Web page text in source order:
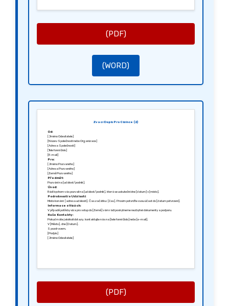
(PDF)
(WORD)
Zvací Dopis Pro Cizince (2)
Od:
[Jméno Odesílatele]
[Název Společnosti nebo Organizace]
[Adresa Společnosti]
[Telefonní číslo]
[E-mail]
Pro:
[Jméno Pozvaného]
[Adresa Pozvaného]
[Země Pozvaného]
Předmět:
Pozvání na [událost/podnik].
Úvod:
Rádi bychom vás pozvali na [událost/podnik], která se uskuteční dne [datum] v [místo].
Podrobnosti o Události:
Místo konání: [adresa události]. Čas začátku: [čas]. Prosím potvrďte svou účast do [datum potvrzení].
Informace o Vízách:
V případě potřeby víza pro vstup do [Země] vám rádi poskytneme nezbytné dokumenty a podporu.
Naše Kontakty:
Pokud máte jakékoli dotazy, kontaktujte nás na [telefonní číslo] nebo [e-mail].
V [Město], dne [Datum].
S pozdravem,
[Podpis]
[Jméno Odesílatele]
(PDF)